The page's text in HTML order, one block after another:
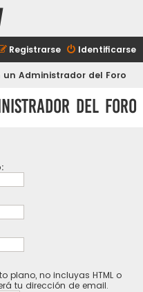
Identificarse
Registrarse
Administrador del Foro
del Foro
plano, no incluyas HTML o
tu dirección de email.